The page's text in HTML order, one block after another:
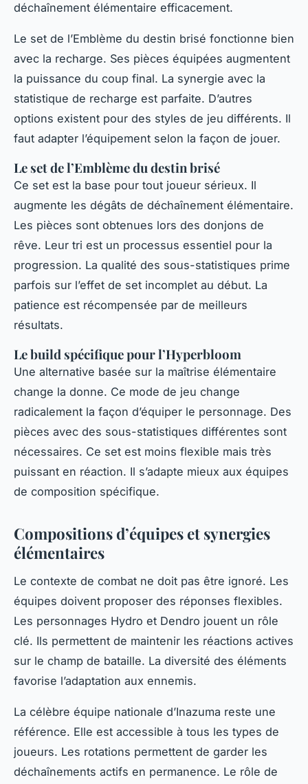
déchaînement élémentaire efficacement.
Le set de l’Emblème du destin brisé fonctionne bien
avec la recharge. Ses pièces équipées augmentent
la puissance du coup final. La synergie avec la
statistique de recharge est parfaite. D’autres
options existent pour des styles de jeu différents. Il
faut adapter l’équipement selon la façon de jouer.
Le set de l’Emblème du destin brisé
Ce set est la base pour tout joueur sérieux. Il
augmente les dégâts de déchaînement élémentaire.
Les pièces sont obtenues lors des donjons de
rêve. Leur tri est un processus essentiel pour la
progression. La qualité des sous-statistiques prime
parfois sur l’effet de set incomplet au début. La
patience est récompensée par de meilleurs
résultats.
Le build spécifique pour l’Hyperbloom
Une alternative basée sur la maîtrise élémentaire
change la donne. Ce mode de jeu change
radicalement la façon d’équiper le personnage. Des
pièces avec des sous-statistiques différentes sont
nécessaires. Ce set est moins flexible mais très
puissant en réaction. Il s’adapte mieux aux équipes
de composition spécifique.
Compositions d’équipes et synergies
élémentaires
Le contexte de combat ne doit pas être ignoré. Les
équipes doivent proposer des réponses flexibles.
Les personnages Hydro et Dendro jouent un rôle
clé. Ils permettent de maintenir les réactions actives
sur le champ de bataille. La diversité des éléments
favorise l’adaptation aux ennemis.
La célèbre équipe nationale d’Inazuma reste une
référence. Elle est accessible à tous les types de
joueurs. Les rotations permettent de garder les
déchaînements actifs en permanence. Le rôle de